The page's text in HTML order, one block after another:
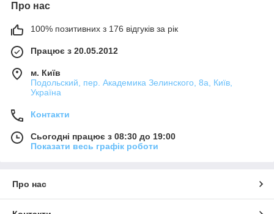
Про нас
100% позитивних з 176 відгуків за рік
Працює з 20.05.2012
м. Київ
Подольский, пер. Академика Зелинского, 8а, Київ,
Україна
Контакти
Сьогодні працює з 08:30 до 19:00
Показати весь графік роботи
Про нас